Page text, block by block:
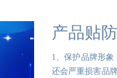
产品贴
1、保护品牌形
还会严重损害品